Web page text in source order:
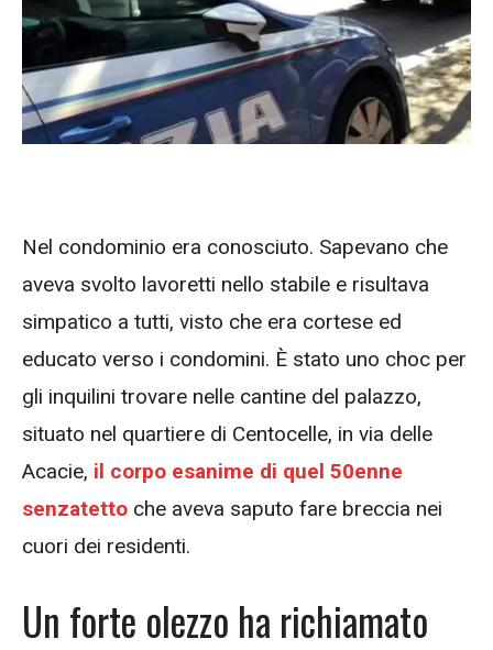
Nel condominio era conosciuto. Sapevano che
aveva svolto lavoretti nello stabile e risultava
simpatico a tutti, visto che era cortese ed
educato verso i condomini. È stato uno choc per
gli inquilini trovare nelle cantine del palazzo,
situato nel quartiere di Centocelle, in via delle
Acacie, il corpo esanime di quel 50enne
senzatetto che aveva saputo fare breccia nei
cuori dei residenti.
Un forte olezzo ha richiamato